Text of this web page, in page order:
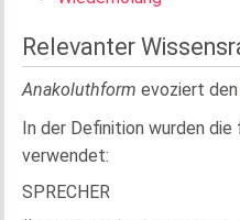
Relevanter
Anakoluthform evoziert den
In der Definition wurden
verwendet:
SPRECHER